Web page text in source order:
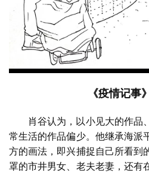
库
寫
錯
用
《疫情记事
肖谷认为，以小见大的作品
常生活的作品偏少。他继承海派
方的画法，即兴捕捉自己所看到
罩的市井男女、老夫老妻，还有